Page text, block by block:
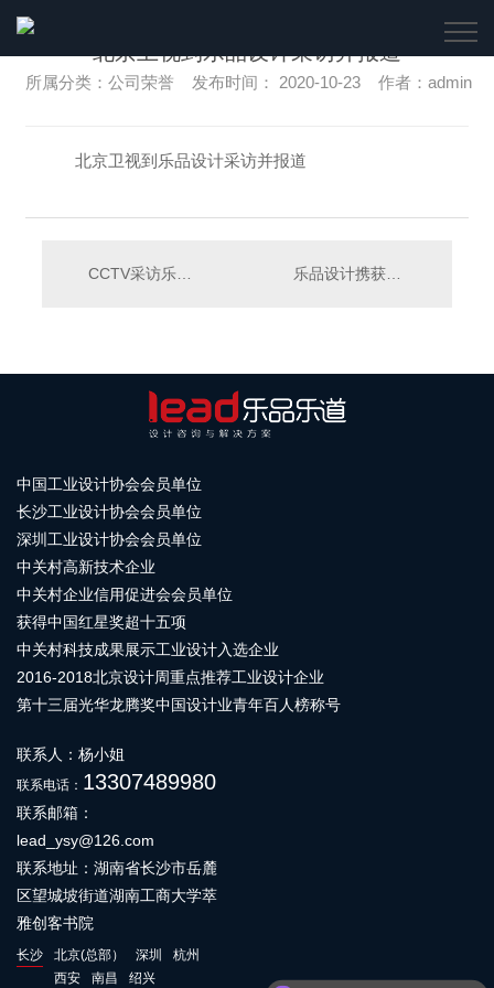
北京卫视到乐品设计采访并报道
所属分类：公司荣誉 发布时间： 2020-10-23 作者：admin
北京卫视到乐品设计采访并报道
乐品设计携获奖产品参与创意中国栏目
中国工业设计协会会员单位
长沙工业设计协会会员单位
深圳工业设计协会会员单位
中关村高新技术企业
中关村企业信用促进会会员单位
获得中国红星奖超十五项
中关村科技成果展示工业设计入选企业
2016-2018北京设计周重点推荐工业设计企业
第十三届光华龙腾奖中国设计业青年百人榜称号
联系人：杨小姐
联系电话： 13307489980
联系邮箱：
lead_ysy@126.com
联系地址：湖南省长沙市岳麓
区望城坡街道湖南工商大学萃
雅创客书院
长沙 北京(总部） 深圳
杭州
西安
南昌 绍兴